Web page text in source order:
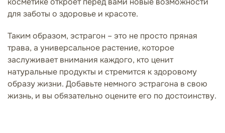
для заботы о здоровье и красоте.
Таким образом, эстрагон – это не просто пряная
трава, а универсальное растение, которое
заслуживает внимания каждого, кто ценит
натуральные продукты и стремится к здоровому
образу жизни. Добавьте немного эстрагона в свою
жизнь, и вы обязательно оцените его по достоинству.